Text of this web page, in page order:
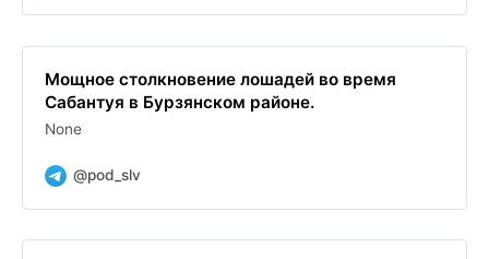
Мощное столкновение лошадей во время
Сабантуя в Бурзянском районе.
None
@pod_slv